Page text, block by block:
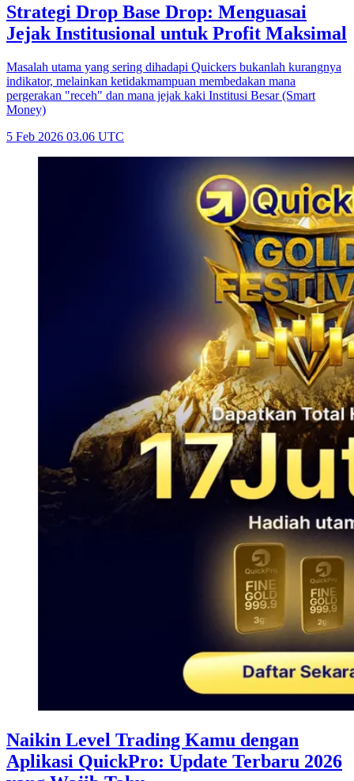
Strategi Drop Base Drop: Menguasai
Jejak Institusional untuk Profit Maksimal
Masalah utama yang sering dihadapi Quickers bukanlah kurangnya
indikator, melainkan ketidakmampuan membedakan mana
pergerakan "receh" dan mana jejak kaki Institusi Besar (Smart
Money)
5 Feb 2026 03.06 UTC
Naikin Level Trading Kamu dengan
Aplikasi QuickPro: Update Terbaru 2026